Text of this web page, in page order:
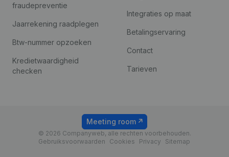
fraudepreventie
Jaarrekening raadplegen
Btw-nummer opzoeken
Kredietwaardigheid
checken
Integraties op maat
Betalingservaring
Contact
Tarieven
© 2026 Companyweb, alle rechten voorbehouden.
Gebruiksvoorwaarden
Cookies Privacy Sitemap
Meeting room